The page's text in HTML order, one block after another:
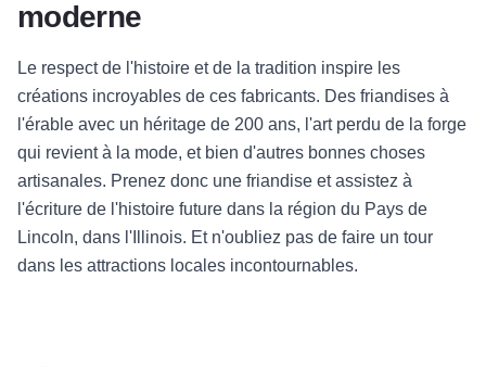
moderne
Le respect de l'histoire et de la tradition inspire les
créations incroyables de ces fabricants. Des friandises à
l'érable avec un héritage de 200 ans, l'art perdu de la forge
qui revient à la mode, et bien d'autres bonnes choses
artisanales. Prenez donc une friandise et assistez à
l'écriture de l'histoire future dans la région du Pays de
Lincoln, dans l'Illinois. Et n'oubliez pas de faire un tour
dans les attractions locales incontournables.